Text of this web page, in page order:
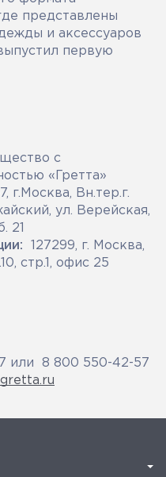
представлены
и аксессуаров
первую
с
«Гретта»
г.Москва, Вн.тер.г.
ул. Верейская,
21
127299, г. Москва,
стр.1, офис 25
или 8 800 550-42-57